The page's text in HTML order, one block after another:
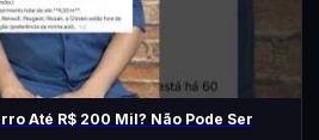
Até R$ 200 Mil? Não Pode Ser